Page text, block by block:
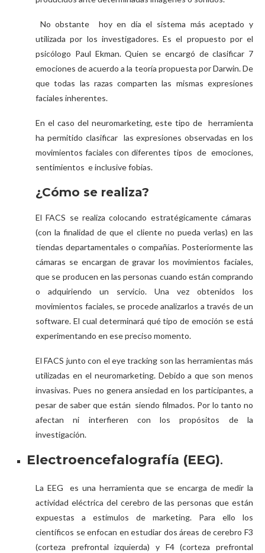
No obstante hoy en día el sistema más aceptado y
utilizada por los investigadores. Es el propuesto por el
psicólogo Paul Ekman. Quien se encargó de clasificar 7
emociones de acuerdo a la teoría propuesta por Darwin. De
que todas las razas comparten las mismas expresiones
faciales inherentes.
En el caso del neuromarketing, este tipo de herramienta
ha permitido clasificar las expresiones observadas en los
movimientos faciales con diferentes tipos de emociones,
sentimientos e inclusive fobias.
¿Cómo se realiza?
El FACS se realiza colocando estratégicamente cámaras
(con la finalidad de que el cliente no pueda verlas) en las
tiendas departamentales o compañías. Posteriormente las
cámaras se encargan de gravar los movimientos faciales,
que se producen en las personas cuando están comprando
o adquiriendo un servicio. Una vez obtenidos los
movimientos faciales, se procede analizarlos a través de un
software. El cual determinará qué tipo de emoción se está
experimentando en ese preciso momento.
El FACS junto con el eye tracking son las herramientas más
utilizadas en el neuromarketing. Debido a que son menos
invasivas. Pues no genera ansiedad en los participantes, a
pesar de saber que están siendo filmados. Por lo tanto no
afectan ni interfieren con los propósitos de la
investigación.
Electroencefalografía (EEG).
La EEG es una herramienta que se encarga de medir la
actividad eléctrica del cerebro de las personas que están
expuestas a estímulos de marketing. Para ello los
científicos se enfocan en estudiar dos áreas de cerebro F3
(corteza prefrontal izquierda) y F4 (corteza prefrontal